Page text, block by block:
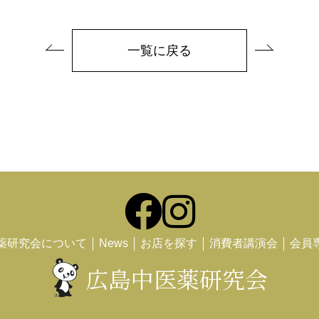
一覧に戻る
研究会について News お店を探す 消費者講演会 会員
広島中医薬研究会